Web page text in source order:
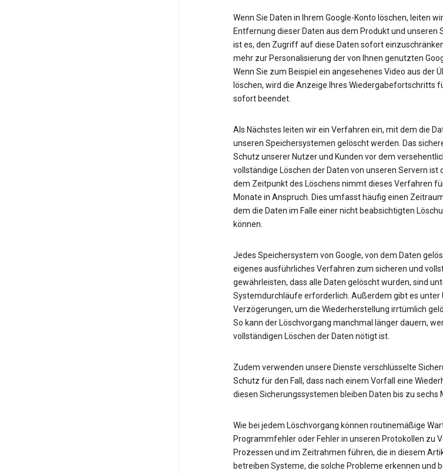
Wenn Sie Daten in Ihrem Google-Konto löschen, leiten
Entfernung dieser Daten aus dem Produkt und unseren
ist es, den Zugriff auf diese Daten sofort
mehr zur Personalisierung der von Ihnen genutzten
Wenn Sie zum Beispiel ein angesehenes Video aus der
löschen, wird die Anzeige Ihres Wiedergabefortschritts
sofort beendet.
Als Nächstes leiten wir ein Verfahren ein, mit dem die
unseren Speichersystemen gelöscht werden. Das
Schutz unserer Nutzer und Kunden vor dem
vollständige Löschen der Daten von unseren Servern ist
dem Zeitpunkt des Löschens nimmt dieses Verfahren
Monate in Anspruch. Dies umfasst häufig einen
dem die Daten im Falle einer nicht beabsichtigten
können.
Jedes Speichersystem von Google, von dem Daten
eigenes ausführliches Verfahren zum sicheren und
gewährleisten, dass alle Daten gelöscht wurden, sind
Systemdurchläufe erforderlich. Außerdem gibt es unter
Verzögerungen, um die Wiederherstellung irrtümlich
So kann der Löschvorgang manchmal länger dauern,
vollständigen Löschen der Daten nötigt ist.
Zudem verwenden unsere Dienste verschlüsselte
Schutz für den Fall, dass nach einem Vorfall eine
diesen Sicherungssystemen bleiben Daten bis zu sechs
Wie bei jedem Löschvorgang können routinemäßige
Programmfehler oder Fehler in unseren Protokollen zu
Prozessen und im Zeitrahmen führen, die in diesem
betreiben Systeme, die solche Probleme erkennen und